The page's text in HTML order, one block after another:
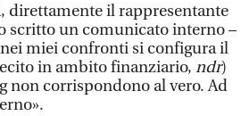
direttamente il rappresentante
scritto un comunicato interno –
nei miei confronti si configura il
in ambito finanziario, ndr)
non corrispondono al vero. Ad